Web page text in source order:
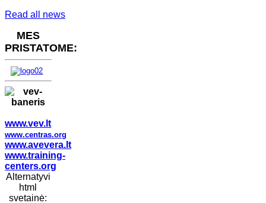
Read all news
MES
PRISTATOME:
www.vev.lt
www.centras.org
www.avevera.lt
www.training-
centers.org
Alternatyvi
html
svetainė: